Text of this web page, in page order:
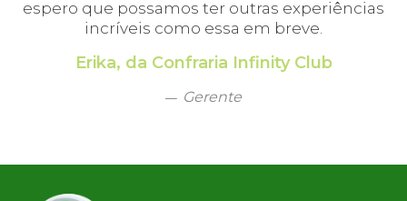
espero que possamos ter outras experiências
incríveis como essa em breve.
Erika, da Confraria Infinity Club
Gerente